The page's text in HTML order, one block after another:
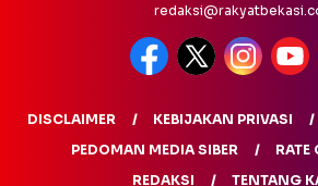
DISCLAIMER KEBIJAKAN PRIVASI
PEDOMAN MEDIA SIBER
RATE
REDAKSI
TENTANG